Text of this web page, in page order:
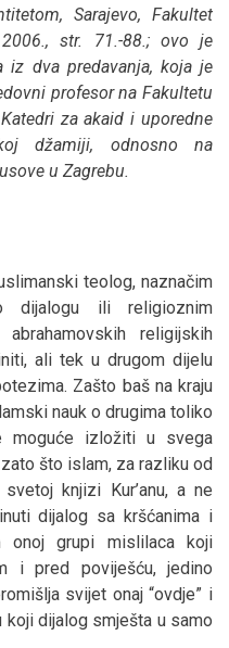
Sarajevo, Fakultet
str. 71.-88.; ovo je
iz dva predavanja, koja je
profesor na Fakultetu
za akaid i uporedne
džamiji, odnosno na
u Zagrebu.
teolog, naznačim
dijalogu ili religioznim
religijskih
ali tek u drugom dijelu
Zašto baš na kraju
nauk o drugima toliko
moguće izložiti u svega
što islam, za razliku od
knjizi Kur’anu, a ne
dijalog sa kršćanima i
onoj grupi mislilaca koji
i pred poviješću, jedino
svijet onaj “ovdje” i
koji dijalog smješta u samo